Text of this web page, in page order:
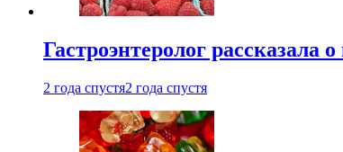
Гастроэнтеролог
2 года спустя2 года спустя